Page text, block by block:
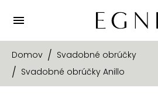
Domov
Svadobné obrúčky
Svadobné obrúčky Anillo